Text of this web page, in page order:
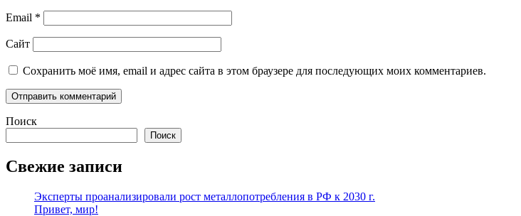
Email *
Сайт
Сохранить моё имя, email и адрес сайта в этом браузере для последующих моих комментариев.
Поиск
Поиск
Свежие записи
Эксперты проанализировали рост металлопотребления в РФ к 2030 г.
Привет, мир!